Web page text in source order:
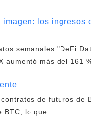
los ingresos
semanales "DeFi
más del 161
de futuros de
lo que.